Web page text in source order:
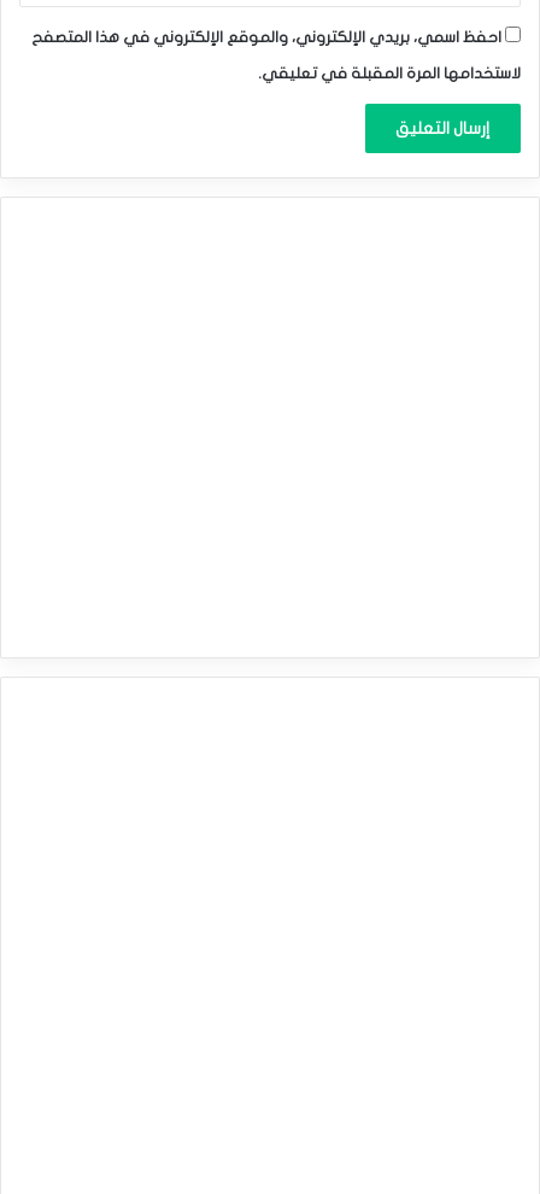
احفظ اسمي، بريدي الإلكتروني، والموقع الإلكتروني في هذا المتصفح
لاستخدامها المرة المقبلة في تعليقي.